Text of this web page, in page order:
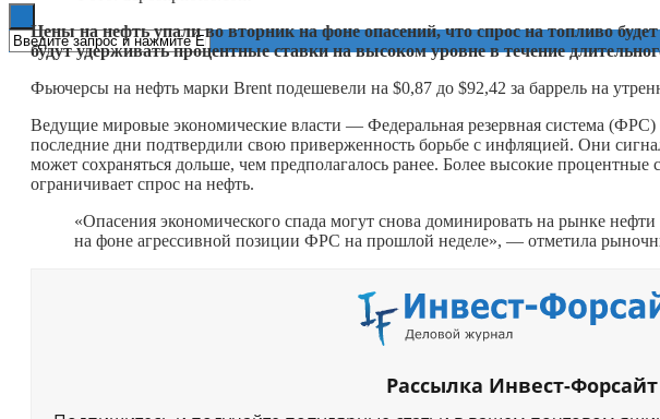
Цены на нефть упали во вторник на фоне опасений, что спрос на топливо
будут удерживать процентные ставки на высоком уровне в течение
Фьючерсы на нефть марки Brent подешевели на $0,87 до $92,42 за баррель на
Ведущие мировые экономические власти — Федеральная резервная система
последние дни подтвердили свою приверженность борьбе с инфляцией. Они
может сохраняться дольше, чем предполагалось ранее. Более высокие процентные
ограничивает спрос на нефть.
«Опасения экономического спада могут снова доминировать на рынке
на фоне агрессивной позиции ФРС на прошлой неделе», — отметила
Рассылка Инвест-Форсайт